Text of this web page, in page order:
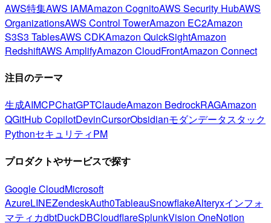
AWS特集AWS IAMAmazon CognitoAWS Security HubAWS
OrganizationsAWS Control TowerAmazon EC2Amazon
S3S3 TablesAWS CDKAmazon QuickSightAmazon
RedshiftAWS AmplifyAmazon CloudFrontAmazon Connect
注目のテーマ
生成AIMCPChatGPTClaudeAmazon BedrockRAGAmazon
QGitHub CopilotDevinCursorObsidianモダンデータスタック
PythonセキュリティPM
プロダクトやサービスで探す
Google CloudMicrosoft
AzureLINEZendeskAuth0TableauSnowflakeAlteryxインフォ
マティカdbtDuckDBCloudflareSplunkVision OneNotion